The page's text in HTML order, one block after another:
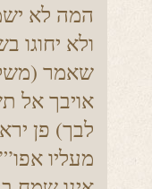
המה לא
ולא יחוגו
שאמר
אויבך אל
לבך) פן
מעליו